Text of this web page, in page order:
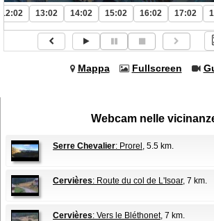
12:02 13:02 14:02 15:02 16:02 17:02
Mappa Fullscreen
Webcam nelle
Serre Chevalier: Prorel , 5.5 km.
Cervières: Route du col de L'Isoar, 7 km.
Cervières: Vers le Bléthonet, 7 km.